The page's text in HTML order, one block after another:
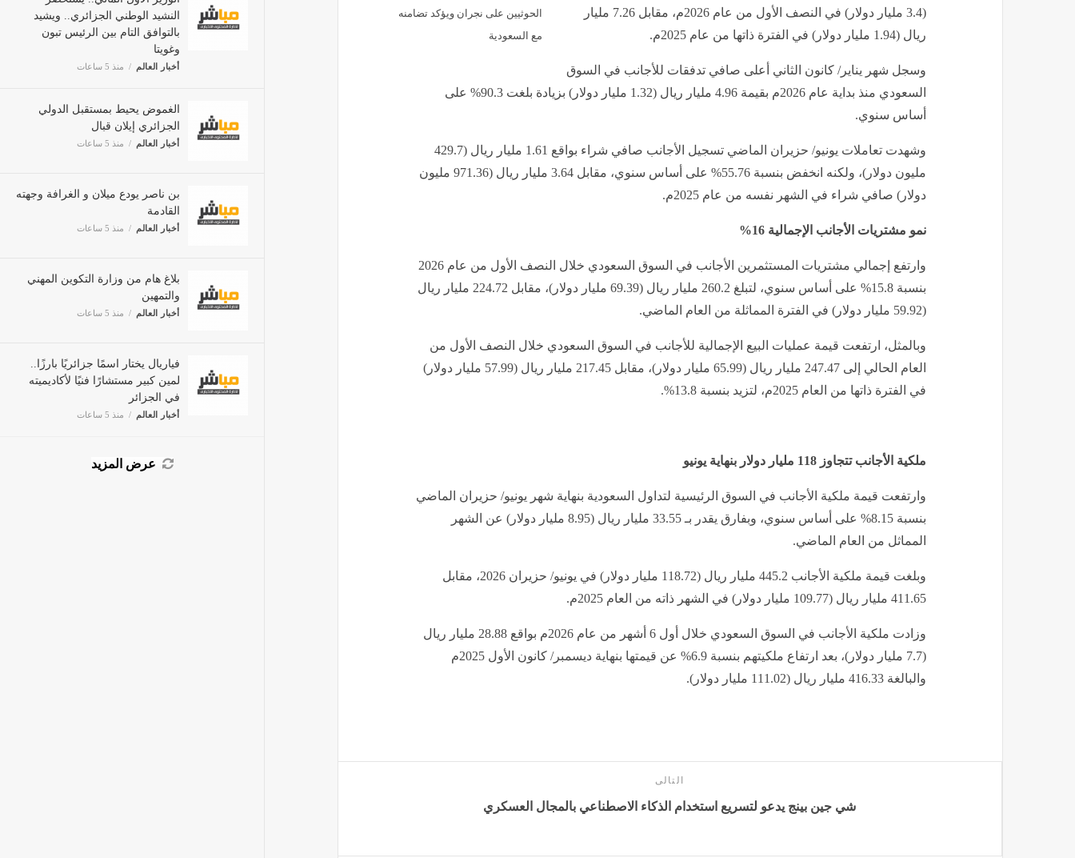
النشيد الوطني الجزائري.. ويشيد
بالتوافق التام بين الرئيس تبون
وغويتا
أخبار العالم
الجزائري إيلان قبال
أخبار العالم منذ 5 ساعات
وجهته القادمة
والتمهين
أخبار العالم
لمين كبير مستشارًا فنيًا لأكاديميته
في الجزائر
أخبار العالم
عرض المزيد
الحوثيين على نجران ويؤكد تضامنه
مع السعودية
(3.4 مليار دولار) في النصف الأول من عام 2026م، مقابل 7.26 مليار
ريال (1.94 مليار دولار) في الفترة ذاتها من عام 2025م
.
وسجل شهر يناير/ كانون الثاني أعلى صافي تدفقات للأجانب في السوق
السعودي منذ بداية عام 2026م بقيمة 4.96 مليار ريال (1.32 مليار دولار) بزيادة بلغت 90.3% على
أساس سنوي.
وشهدت تعاملات يونيو/ حزيران الماضي تسجيل الأجانب صافي شراء بواقع 1.61 مليار ريال (429.7
مليون دولار)، ولكنه انخفض بنسبة 55.76% على أساس سنوي، مقابل 3.64 مليار ريال (971.36 مليون
دولار) صافي شراء في الشهر نفسه من عام 2025م.
نمو مشتريات الأجانب الإجمالية 16%
وارتفع إجمالي مشتريات المستثمرين الأجانب في السوق السعودي خلال النصف الأول من عام 2026
بنسبة 15.8% على أساس سنوي، لتبلغ 260.2 مليار ريال (69.39 مليار دولار)، مقابل 224.72 مليار ريال
(59.92 مليار دولار) في الفترة المماثلة من العام الماضي
.
وبالمثل، ارتفعت قيمة عمليات البيع الإجمالية للأجانب في السوق السعودي خلال النصف الأول من
العام الحالي إلى 247.47 مليار ريال (65.99 مليار دولار)، مقابل 217.45 مليار ريال (57.99 مليار دولار)
في الفترة ذاتها من العام 2025م، لتزيد بنسبة 13.8%.
وارتفعت قيمة ملكية الأجانب في السوق الرئيسية لتداول السعودية بنهاية شهر يونيو/ حزيران الماضي